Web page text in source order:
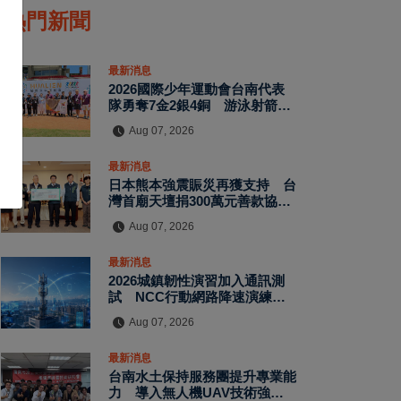
熱門新聞
最新消息
2026國際少年運動會台南代表
隊勇奪7金2銀4銅 游泳射箭籃
Aug 07, 2026
最新消息
日本熊本強震賑災再獲支持 台
灣首廟天壇捐300萬元善款協助
Aug 07, 2026
最新消息
2026城鎮韌性演習加入通訊測
試 NCC行動網路降速演練驗
Aug 07, 2026
最新消息
台南水土保持服務團提升專業能
力 導入無人機UAV技術強化